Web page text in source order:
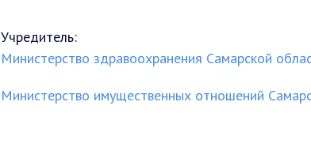
Учредитель:
Министерство здравоохранения Самарской
Министерство имущественных отношений